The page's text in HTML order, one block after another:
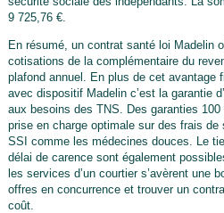
9 725,76 €.
En résumé, un contrat santé loi Madelin
cotisations de la complémentaire du
plafond annuel. En plus de cet avantage
avec dispositif Madelin c’est la garantie
aux besoins des TNS. Des garanties
prise en charge optimale sur des frais de
SSI comme les médecines douces. Le
délai de carence sont également
les services d’un courtier s’avèrent une
offres en concurrence et trouver un
coût.